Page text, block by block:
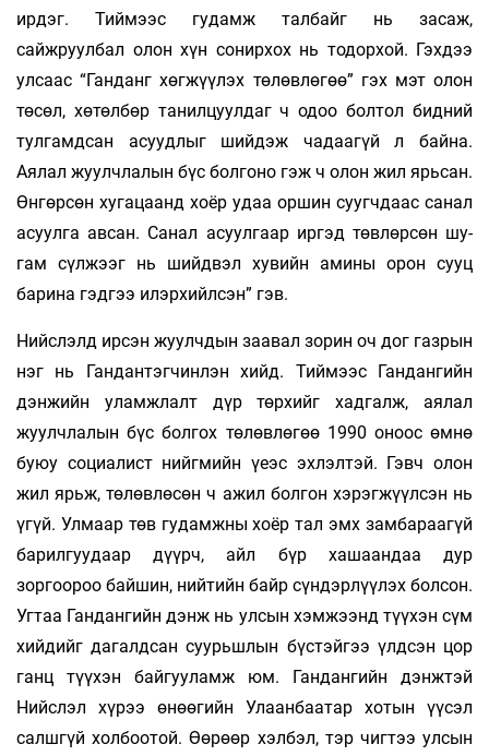
ирдэг. Тиймээс гудамж талбайг нь засаж,
сайжруулбал олон хүн сонирхох нь тодорхой. Гэхдээ
ул­­­­саас “Ган­­­­данг хөгжүүлэх төлөвлөгөө” гэх мэт олон
төсөл, хөтөлбөр танилцуулдаг ч одоо болтол бидний
тулгамдсан асуудлыг шийдэж чадаагүй л байна.
Аялал жуулчлалын бүс болгоно гэж ч олон жил ярьсан.
Өнгөрсөн хугацаанд хоёр удаа оршин суугчдаас санал
асуулга авсан. Са­­нал асуулгаар иргэд төвлөр­­сөн шу­­­­­
гам сүлжээг нь шийдвэл хувийн амины орон сууц
барина гэдгээ илэрхийлсэн” гэв.
Нийслэлд ирсэн жуулчдын заавал зорин оч­ дог газрын
нэг нь Гандантэгчинлэн хийд. Тиймээс Гандангийн
дэнжийн уламжлалт дүр төрхийг хадгалж, аялал
жуулчлалын бүс болгох төлөвлөгөө 1990 оноос өмнө
буюу социалист нийгмийн үеэс эхлэлтэй. Гэвч олон
жил ярьж, төлөвлөсөн ч ажил болгон хэрэгжүүлсэн нь
үгүй. Улмаар төв гудамжны хоёр тал эмх замбараагүй
барилгуудаар дүүрч, айл бүр хашаандаа дур
зоргоороо байшин, нийтийн байр сүндэрлүүлэх болсон.
Угтаа Гандангийн дэнж нь улсын хэмжээнд түүхэн сүм
хийдийг дагалдсан суурьшлын бүстэйгээ үлдсэн цор
ганц түүхэн байгууламж юм. Гандангийн дэнжтэй
Нийслэл хүрээ өнөөгийн Улаанбаатар хотын үүсэл
салшгүй холбоотой. Өөрөөр хэлбэл, тэр чигтээ улсын